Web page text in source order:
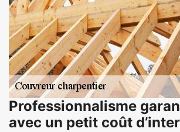
Professionnalisme
avec un petit coût